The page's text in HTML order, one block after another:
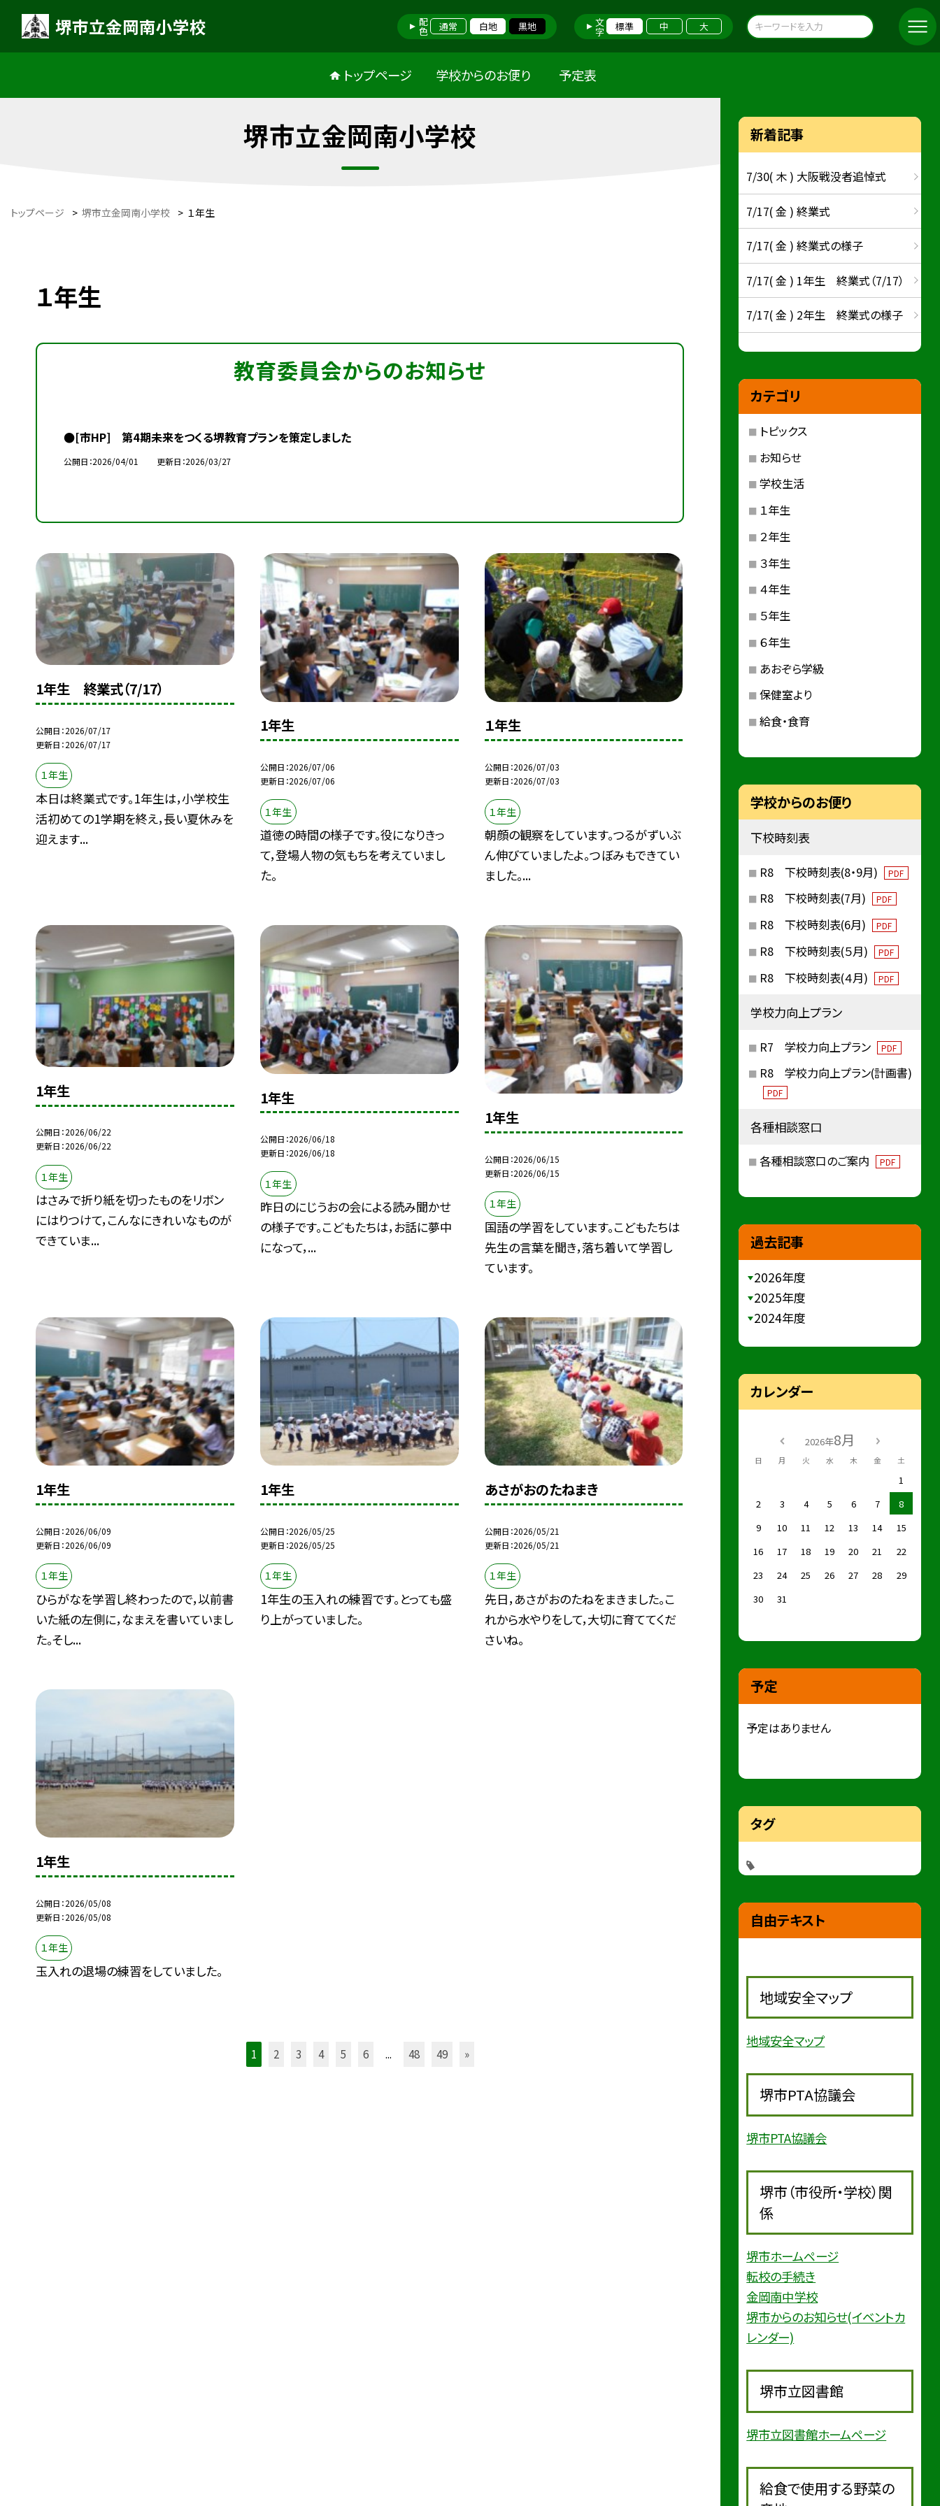
堺市立金岡南小学校 配色 通常 白地 黒地 文字 標準 中 大
トップページ 学校からのお便り 予定表
堺市立金岡南小学校
トップページ > 堺市立金岡南小学校 > １年生
１年生
教育委員会からのお知らせ
●[市HP] 第4期未来をつくる堺教育プランを策定しました
公開日 2026/04/01 更新日 2026/03/27
1年生 終業式（7/17）
公開日 2026/07/17
更新日 2026/07/17
１年生
本日は終業式です。1年生は，小学校生
活初めての1学期を終え，長い夏休みを
迎えます...
1年生
公開日 2026/07/06
更新日 2026/07/06
１年生
道徳の時間の様子です。役になりきっ
て，登場人物の気もちを考えていまし
た。
１年生
公開日 2026/07/03
更新日 2026/07/03
１年生
朝顔の観察をしています。つるがずいぶ
ん伸びていましたよ。つぼみもできてい
ました。...
1年生
公開日 2026/06/22
更新日 2026/06/22
１年生
はさみで折り紙を切ったものをリボン
にはりつけて，こんなにきれいなものが
できていま...
1年生
公開日 2026/06/18
更新日 2026/06/18
１年生
昨日のにじうおの会による読み聞かせ
の様子です。こどもたちは，お話に夢中
になって，...
1年生
公開日 2026/06/15
更新日 2026/06/15
１年生
国語の学習をしています。こどもたちは
先生の言葉を聞き，落ち着いて学習し
ています。
1年生
公開日 2026/06/09
更新日 2026/06/09
１年生
ひらがなを学習し終わったので，以前書
いた紙の左側に，なまえを書いていまし
た。そし...
1年生
公開日 2026/05/25
更新日 2026/05/25
１年生
1年生の玉入れの練習です。とっても盛
り上がっていました。
あさがおのたねまき
公開日 2026/05/21
更新日 2026/05/21
１年生
先日，あさがおのたねをまきました。こ
れから水やりをして，大切に育ててくだ
さいね。
1年生
公開日 2026/05/08
更新日 2026/05/08
１年生
玉入れの退場の練習をしていました。
1 2 3 4 5 6 ... 48 49 »
新着記事
7/30( 木 ) 大阪戦没者追悼式
7/17( 金 ) 終業式
7/17( 金 ) 終業式の様子
7/17( 金 ) 1年生 終業式（7/17）
7/17( 金 ) 2年生 終業式の様子
カテゴリ
トピックス
お知らせ
学校生活
１年生
２年生
３年生
４年生
５年生
６年生
あおぞら学級
保健室より
給食・食育
学校からのお便り
下校時刻表
R8 下校時刻表(8・9月) PDF
R8 下校時刻表(7月) PDF
R8 下校時刻表(6月) PDF
R8 下校時刻表(５月) PDF
R8 下校時刻表(４月) PDF
学校力向上プラン
R7 学校力向上プラン PDF
R8 学校力向上プラン(計画書)
PDF
各種相談窓口
各種相談窓口のご案内 PDF
過去記事
2026年度
2025年度
2024年度
カレンダー
2026年8月
日 月 火 水 木 金 土
1
2
3 4 5 6 7
8
9
10 11 12 13 14
15
16
17 18 19 20 21
22
23
24 25 26 27 28
29
30
31
予定
予定はありません
タグ
自由テキスト
地域安全マップ
地域安全マップ
堺市PTA協議会
堺市PTA協議会
堺市（市役所・学校）関
係
堺市ホームページ
転校の手続き
金岡南中学校
堺市からのお知らせ(イベントカ
レンダー)
堺市立図書館
堺市立図書館ホームページ
給食で使用する野菜の